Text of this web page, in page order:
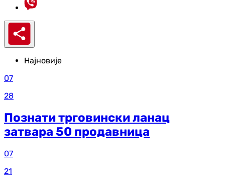
Најновије
07
28
Познати трговински ланац
затвара 50 продавница
07
21